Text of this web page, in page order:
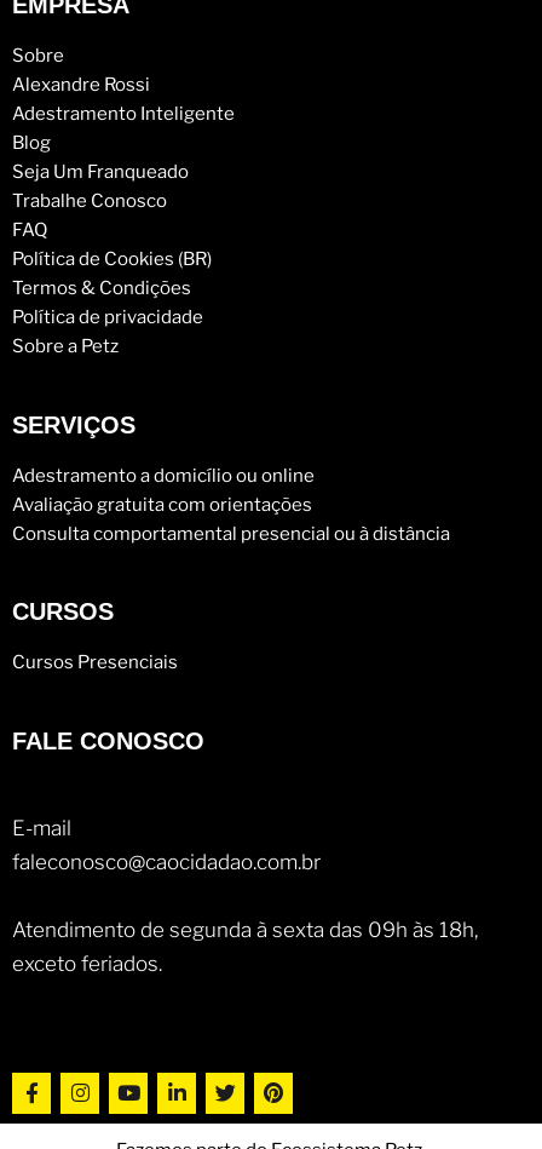
Sobre
Alexandre Rossi
Adestramento Inteligente
Blog
Seja Um Franqueado
Trabalhe Conosco
FAQ
Política de Cookies (BR)
Termos & Condições
Política de privacidade
Sobre a Petz
SERVIÇOS
Adestramento a domicílio ou online
Avaliação gratuita com orientações
Consulta comportamental presencial ou à distância
CURSOS
Cursos Presenciais
FALE CONOSCO
E-mail
faleconosco@caocidadao.com.br
Atendimento de segunda à sexta das 09h às 18h,
exceto feriados.